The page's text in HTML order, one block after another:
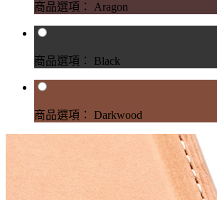
商品選項： Aragon
商品選項： Black
商品選項： Darkwood